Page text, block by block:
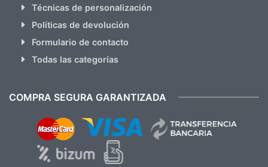
Técnicas de personalización
Políticas de devolución
Formulario de contacto
Todas las categorías
COMPRA SEGURA GARANTIZADA